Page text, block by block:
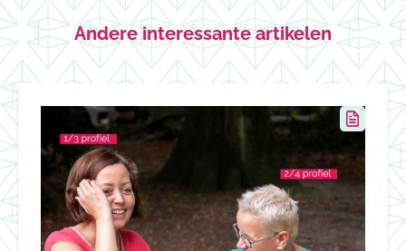
Andere interessante artikelen